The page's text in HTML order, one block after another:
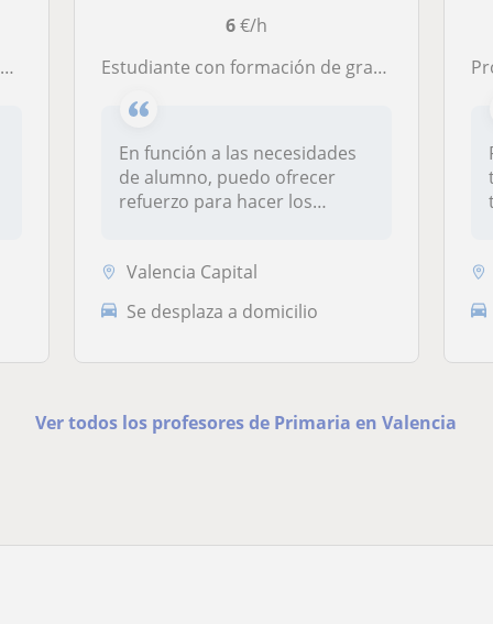
6€/h
Estudiante con formación de grado superior y actualmente cursando un grado universitario, ofrece servicios para refuerzo en primaria
En función a las necesidades
de alumno, puedo ofrecer
refuerzo para hacer los
Valencia Capital
Se desplaza a domicilio
Ver todos los profesores de Primaria en Valencia